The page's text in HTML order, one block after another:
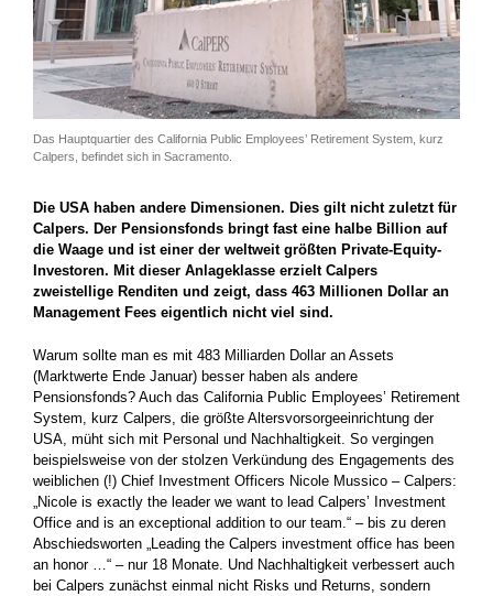
Das Hauptquartier des California Public Employees’ Retirement System, kurz
Calpers, befindet sich in Sacramento.
Die USA haben andere Dimensionen. Dies gilt nicht zuletzt für
Calpers. Der Pensionsfonds bringt fast eine halbe Billion auf
die Waage und ist einer der weltweit größten Private-Equity-
Investoren. Mit dieser Anlageklasse erzielt Calpers
zweistellige Renditen und zeigt, dass 463 Millionen Dollar an
Management Fees eigentlich nicht viel sind.
Warum sollte man es mit 483 Milliarden Dollar an Assets
(Marktwerte Ende Januar) besser haben als andere
Pensionsfonds? Auch das California Public Employees’ Retirement
System, kurz Calpers, die größte Altersvorsorgeeinrichtung der
USA, müht sich mit Personal und Nachhaltigkeit. So vergingen
beispielsweise von der stolzen Verkündung des Engagements des
weiblichen (!) Chief Investment Officers Nicole Mussico – Calpers:
„Nicole is exactly the leader we want to lead Calpers’ Investment
Office and is an excep­tional addition to our team.“ – bis zu deren
Abschiedsworten „Leading the Calpers investment office has been
an honor …“ – nur 18 Monate. Und Nachhaltigkeit verbessert auch
bei Calpers zunächst einmal nicht Risks und Returns, sondern